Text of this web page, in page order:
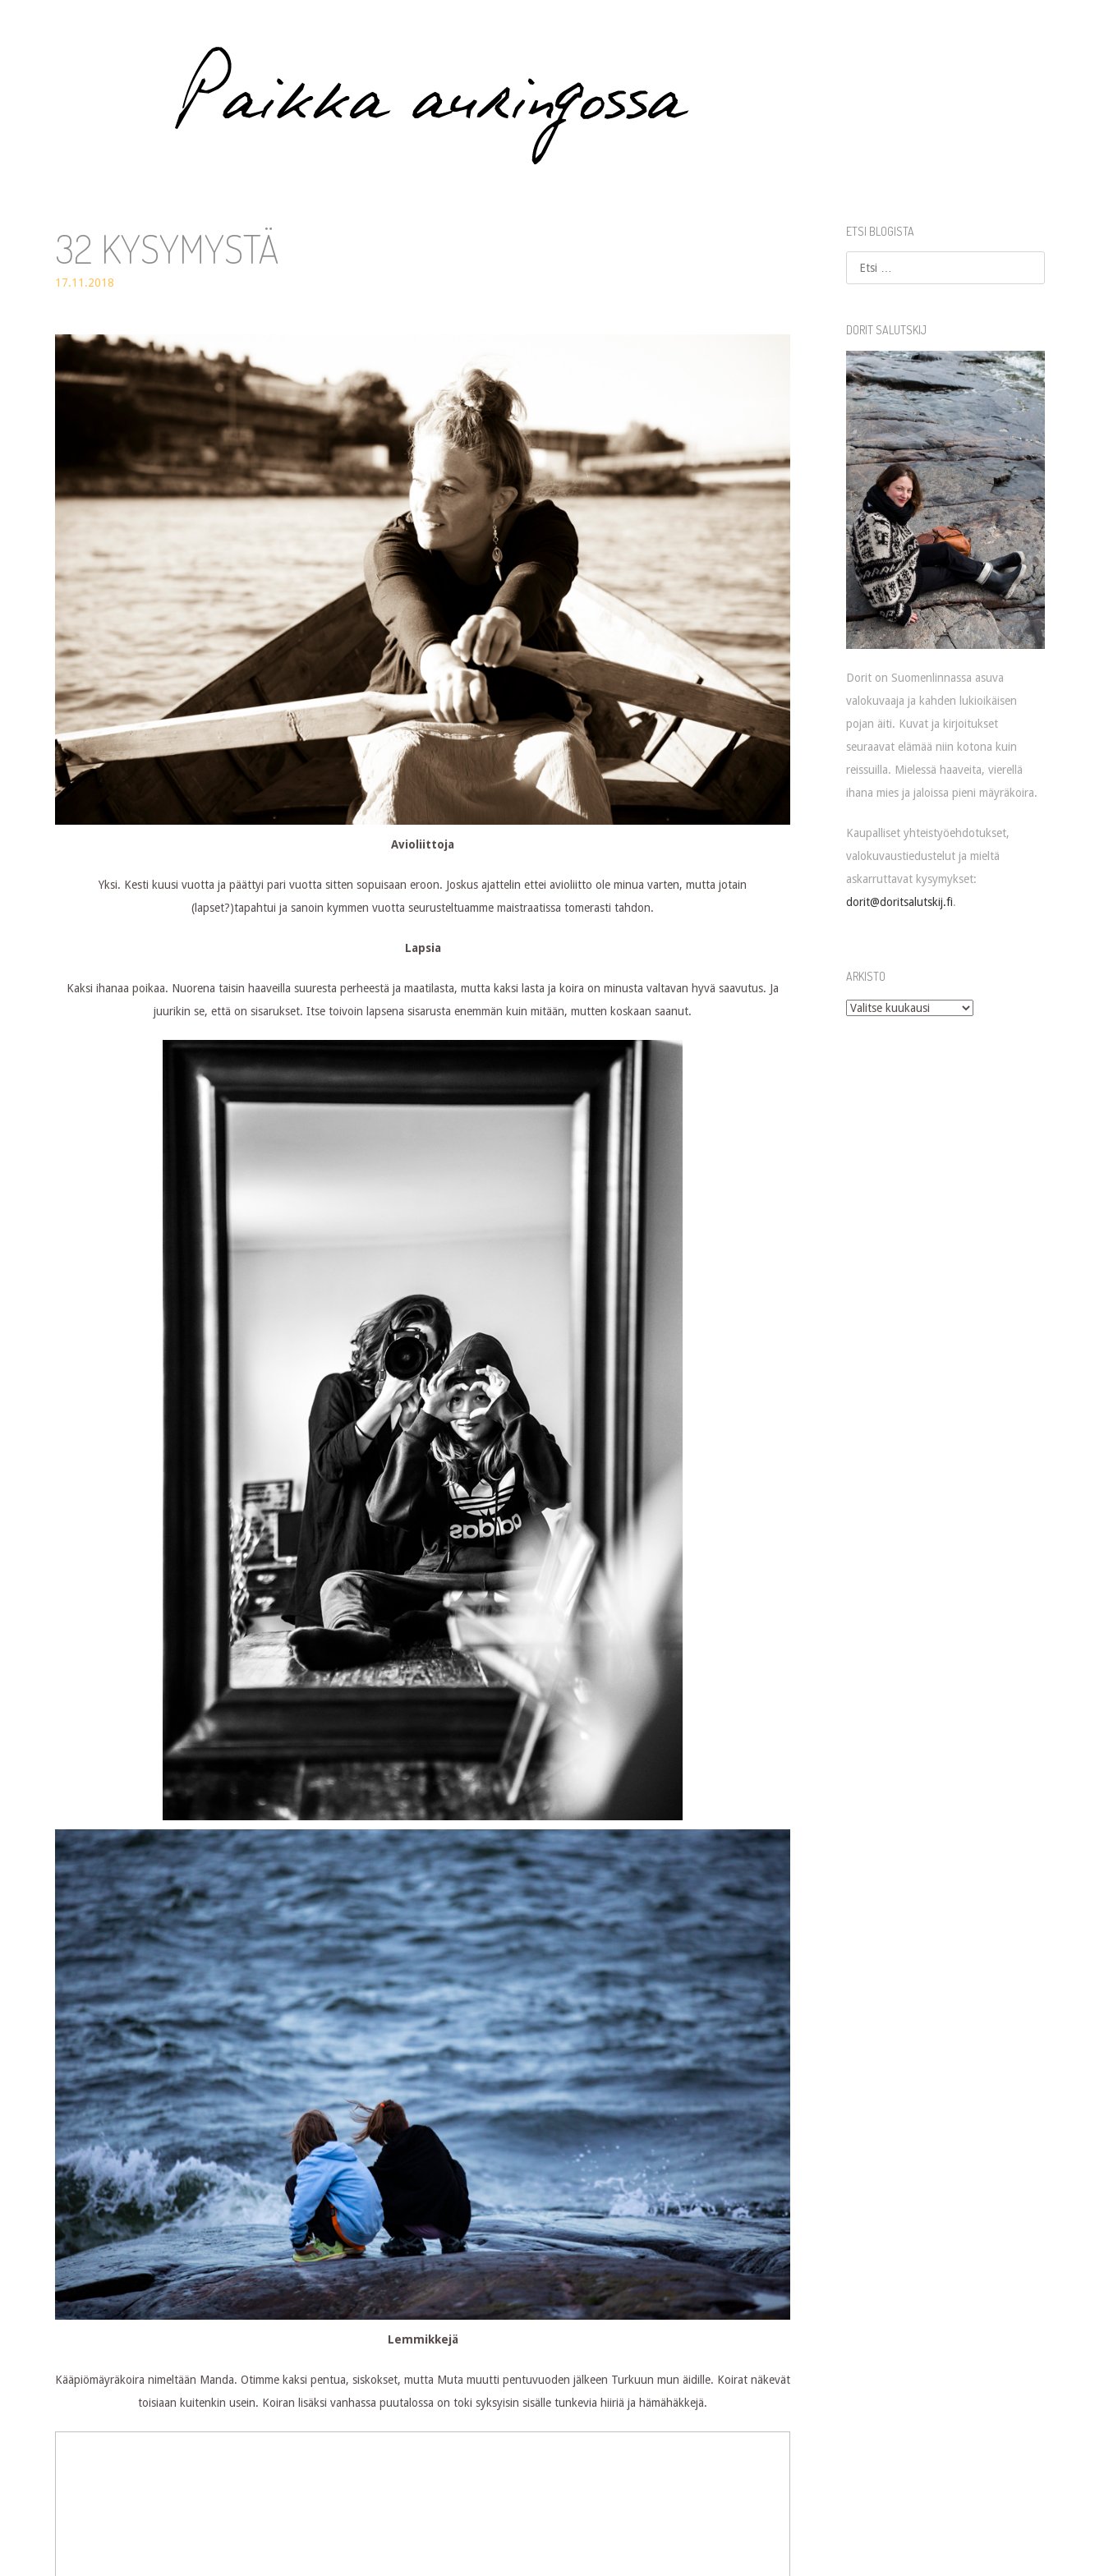
Paikka auringossa
32 KYSYMYSTÄ
17.11.2018
Avioliittoja
Yksi. Kesti kuusi vuotta ja päättyi pari vuotta sitten sopuisaan eroon. Joskus ajattelin ettei avioliitto ole minua varten, mutta jotain
(lapset?)tapahtui ja sanoin kymmen vuotta seurusteltuamme maistraatissa tomerasti tahdon.
Lapsia
Kaksi ihanaa poikaa. Nuorena taisin haaveilla suuresta perheestä ja maatilasta, mutta kaksi lasta ja koira on minusta valtavan hyvä saavutus. Ja
juurikin se, että on sisarukset. Itse toivoin lapsena sisarusta enemmän kuin mitään, mutten koskaan saanut.
Lemmikkejä
Kääpiömäyräkoira nimeltään Manda. Otimme kaksi pentua, siskokset, mutta Muta muutti pentuvuoden jälkeen Turkuun mun äidille. Koirat näkevät
toisiaan kuitenkin usein. Koiran lisäksi vanhassa puutalossa on toki syksyisin sisälle tunkevia hiiriä ja hämähäkkejä.
ETSI BLOGISTA
Etsi
DORIT SALUTSKIJ
Dorit on Suomenlinnassa asuva
valokuvaaja ja kahden lukioikäisen
pojan äiti. Kuvat ja kirjoitukset
seuraavat elämää niin kotona kuin
reissuilla. Mielessä haaveita, vierellä
ihana mies ja jaloissa pieni mäyräkoira.
Kaupalliset yhteistyöehdotukset,
valokuvaustiedustelut ja mieltä
askarruttavat kysymykset:
dorit@doritsalutskij.fi.
ARKISTO
Arkisto